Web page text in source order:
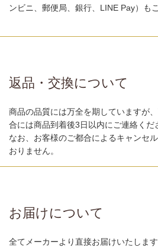
ンビニ、郵便局、銀行、LINE Pay）も
返品・交換について
商品の品質には万全を期していますが
合には商品到着後3日以内にご連絡くだ
なお、お客様のご都合によるキャンセ
おりません。
お届けについて
全てメーカーより直接お届けいたしま